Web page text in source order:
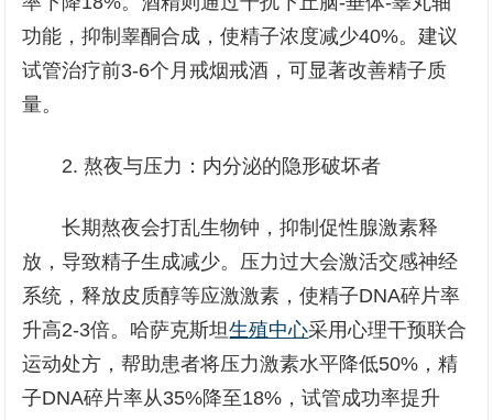
功能，抑制睾酮合成，使精子浓度减少40%。建议
试管治疗前3-6个月戒烟戒酒，可显著改善精子质
量。
2. 熬夜与压力：内分泌的隐形破坏者
长期熬夜会打乱生物钟，抑制促性腺激素释
放，导致精子生成减少。压力过大会激活交感神经
系统，释放皮质醇等应激激素，使精子DNA碎片率
升高2-3倍。哈萨克斯坦生殖中心采用心理干预联合
运动处方，帮助患者将压力激素水平降低50%，精
子DNA碎片率从35%降至18%，试管成功率提升